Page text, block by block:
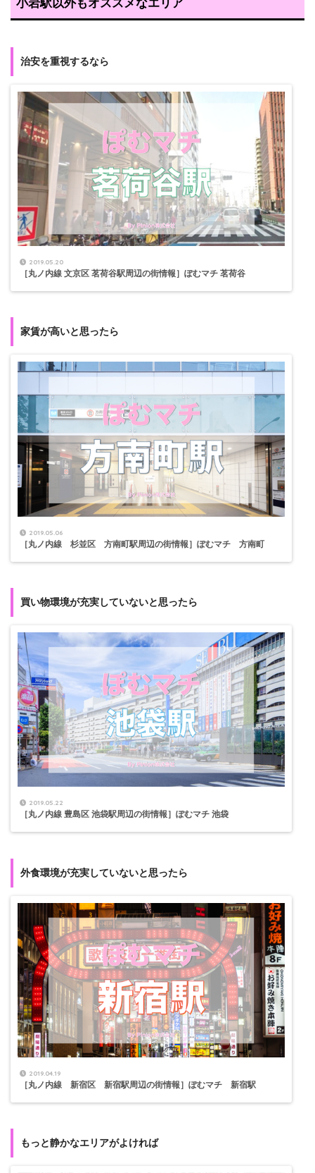
小岩駅以外もオススメなエリア
治安を重視するなら
2019.05.20
［丸ノ内線 文京区 茗荷谷駅周辺の街情報］ぽむマチ 茗荷谷
家賃が高いと思ったら
2019.05.06
［丸ノ内線 杉並区 方南町駅周辺の街情報］ぽむマチ 方南町
買い物環境が充実していないと思ったら
2019.05.22
［丸ノ内線 豊島区 池袋駅周辺の街情報］ぽむマチ 池袋
外食環境が充実していないと思ったら
2019.04.19
［丸ノ内線 新宿区 新宿駅周辺の街情報］ぽむマチ 新宿駅
もっと静かなエリアがよければ